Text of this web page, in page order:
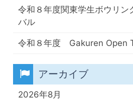
令和８年度関東学生ボウリン
バル
令和８年度 Gakuren Open
アーカイブ
2026年8月